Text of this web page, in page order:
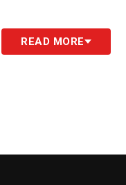
intervenire. Con
fisica, serve un
decisioni
READ MORE